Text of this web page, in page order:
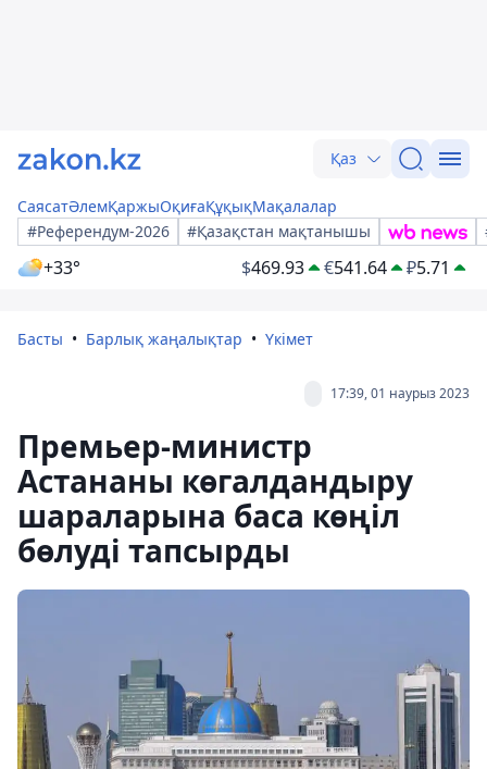
Қаз
СаясатӘлемҚаржыОқиғаҚұқықМақалалар
#Референдум-2026
#Қазақстан мақтанышы
+33° $469.93 €541.64 ₽5.71
Басты Барлық жаңалықтар Үкімет
17:39, 01 наурыз 2023
Премьер-министр
Астананы көгалдандыру
шараларына баса көңіл
бөлуді тапсырды